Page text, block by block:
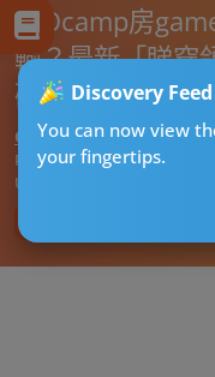
Discovery
You can now view
your fingertips.
【Ocamp房
輸？最新「睇穿
破冰遊戲玩法＋
CTgoodjobs’ Editor
Published:2026-07-28 16:04
Updated: